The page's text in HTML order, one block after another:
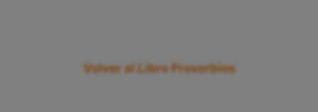
Volver al Libro Proverbios